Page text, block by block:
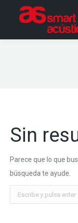
Sin
Parece que lo que
búsqueda te ayude.
Buscar: